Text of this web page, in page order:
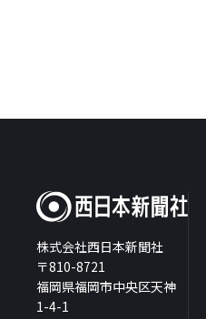
株式会社西日本新聞社
〒810-8721
福岡県福岡市中央区天神
1-4-1